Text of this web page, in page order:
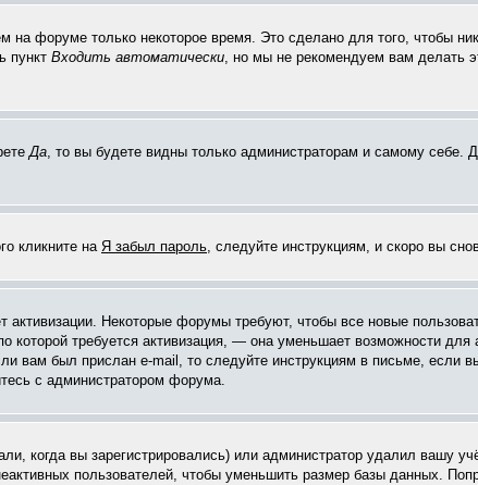
форуме только некоторое время. Это сделано для того, чтобы
пункт Входить автоматически, но мы не рекомендуем вам делать
Да, то вы будете видны только администраторам и самому себе.
кликните на Я забыл пароль, следуйте инструкциям, и скоро вы
Некоторые форумы требуют, чтобы все новые
требуется активизация, — она уменьшает возможности для
вам был прислан e-mail, то следуйте инструкциям в письме, если
с администратором форума.
когда вы зарегистрировались) или администратор удалил вашу
пользователей, чтобы уменьшить размер базы данных.